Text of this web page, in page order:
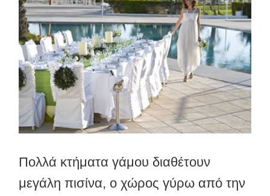
Πολλά κτήματα γάμου διαθέτουν
μεγάλη πισίνα, ο χώρος γύρω από την